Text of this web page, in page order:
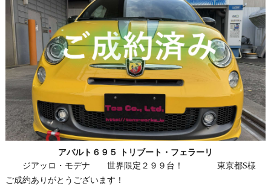
アバルト６９５ トリブート・フェラーリ
ジアッロ・モデナ 世界限定２９９台！ 東京都S様
ご成約ありがとうございます！